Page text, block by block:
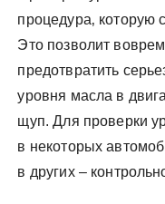
процедура‚ которую
Это позволит
предотвратить
уровня масла в
щуп. Для проверки
в некоторых
в других –